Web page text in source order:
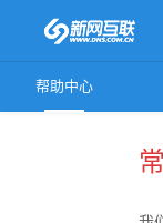
更多产品
帮助中心